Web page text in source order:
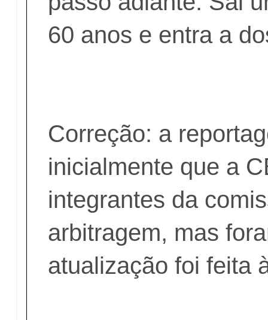
60 anos e entra a
Correção: a
inicialmente que a
integrantes da
arbitragem, mas
atualização foi feita